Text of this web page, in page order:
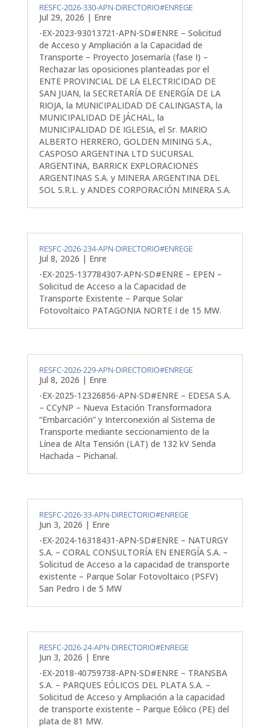
RESFC-2026-330-APN-DIRECTORIO#ENREGE
Jul 29, 2026 | Enre
-EX-2023-93013721-APN-SD#ENRE – Solicitud
de Acceso y Ampliación a la Capacidad de
Transporte – Proyecto Josemaría (fase I) –
Rechazar las oposiciones planteadas por el
ENTE PROVINCIAL DE LA ELECTRICIDAD DE
SAN JUAN, la SECRETARÍA DE ENERGÍA DE LA
RIOJA, la MUNICIPALIDAD DE CALINGASTA, la
MUNICIPALIDAD DE JÁCHAL, la
MUNICIPALIDAD DE IGLESIA, el Sr. MARIO
ALBERTO HERRERO, GOLDEN MINING S.A.,
CASPOSO ARGENTINA LTD SUCURSAL
ARGENTINA, BARRICK EXPLORACIONES
ARGENTINAS S.A. y MINERA ARGENTINA DEL
SOL S.R.L. y ANDES CORPORACIÓN MINERA S.A.
RESFC-2026-234-APN-DIRECTORIO#ENREGE
Jul 8, 2026 | Enre
-EX-2025-137784307-APN-SD#ENRE – EPEN –
Solicitud de Acceso a la Capacidad de
Transporte Existente – Parque Solar
Fotovoltaico PATAGONIA NORTE I de 15 MW.
RESFC-2026-229-APN-DIRECTORIO#ENREGE
Jul 8, 2026 | Enre
-EX-2025-12326856-APN-SD#ENRE – EDESA S.A.
– CCyNP – Nueva Estación Transformadora
“Embarcación” y Interconexión al Sistema de
Transporte mediante seccionamiento de la
Línea de Alta Tensión (LAT) de 132 kV Senda
Hachada – Pichanal.
RESFC-2026-33-APN-DIRECTORIO#ENREGE
Jun 3, 2026 | Enre
-EX-2024-16318431-APN-SD#ENRE – NATURGY
S.A. – CORAL CONSULTORÍA EN ENERGÍA S.A. –
Solicitud de Acceso a la capacidad de transporte
existente – Parque Solar Fotovoltaico (PSFV)
San Pedro I de 5 MW
RESFC-2026-24-APN-DIRECTORIO#ENREGE
Jun 3, 2026 | Enre
-EX-2018-40759738-APN-SD#ENRE – TRANSBA
S.A. – PARQUES EÓLICOS DEL PLATA S.A. –
Solicitud de Acceso y Ampliación a la capacidad
de transporte existente – Parque Eólico (PE) del
plata de 81 MW.